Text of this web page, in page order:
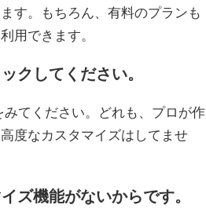
す。もちろん、有料のプランも
用できます。
クしてください。
みてください。どれも、プロが作
度なカスタマイズはしてませ
ズ機能がないからです。